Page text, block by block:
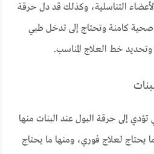
التناسلية، وكذلك قد دل حرقة
صحية كامنة وتحتاج إلى تدخل طبي
وتحديد خط العلاج المناسب.
إلى حرقة البول عند البنات منها
لعلاج فوري، ومنها ما يحتاج